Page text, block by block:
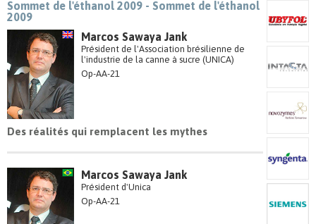
Sommet de l'éthanol 2009 - Sommet de l'éthanol
2009
Marcos Sawaya Jank
Président de l'Association brésilienne de
l'industrie de la canne à sucre (UNICA)
Op-AA-21
Des réalités qui remplacent les mythes
Marcos Sawaya Jank
Président d'Unica
Op-AA-21